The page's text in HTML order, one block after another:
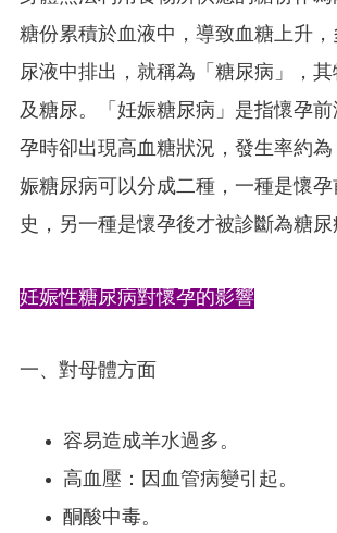
糖份累積於血液中，導致血糖上升
尿液中排出，就稱為「糖尿病」，
及糖尿。「妊娠糖尿病」是指懷孕
孕時卻出現高血糖狀況，發生率約為
娠糖尿病可以分成二種，一種是懷
史，另一種是懷孕後才被診斷為糖尿
妊娠性糖尿病對懷孕的影響
一、對母體方面
容易造成羊水過多。
高血壓：因血管病變引起。
酮酸中毒。